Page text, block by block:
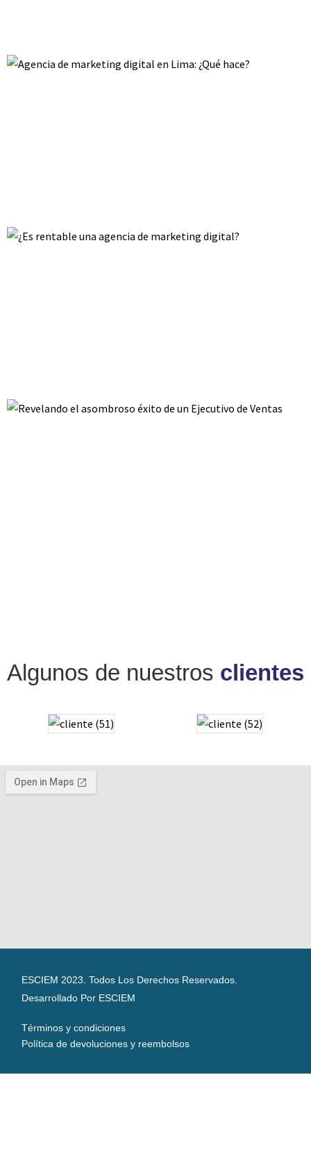
Algunos de nuestros clientes
ESCIEM 2023. Todos Los Derechos Reservados.
Desarrollado Por ESCIEM
Términos y condiciones
Política de devoluciones y reembolsos